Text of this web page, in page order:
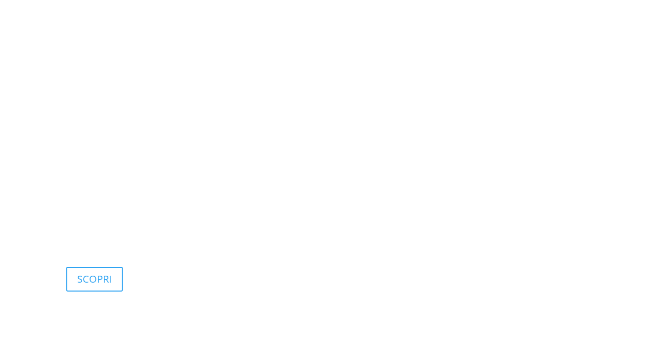
SCOPRI